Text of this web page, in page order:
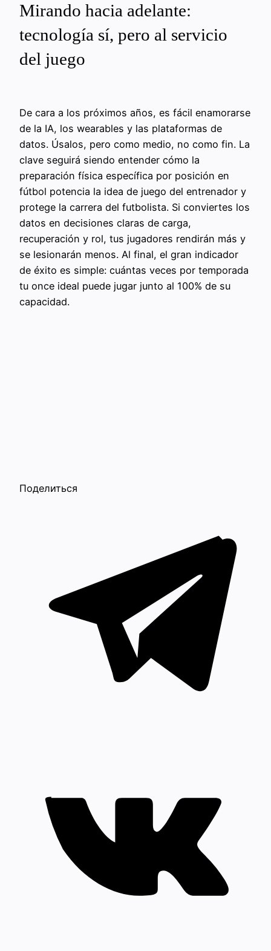
Mirando hacia adelante:
tecnología sí, pero al servicio
del juego
De cara a los próximos años, es fácil enamorarse
de la IA, los wearables y las plataformas de
datos. Úsalos, pero como medio, no como fin. La
clave seguirá siendo entender cómo la
preparación física específica por posición en
fútbol potencia la idea de juego del entrenador y
protege la carrera del futbolista. Si conviertes los
datos en decisiones claras de carga,
recuperación y rol, tus jugadores rendirán más y
se lesionarán menos. Al final, el gran indicador
de éxito es simple: cuántas veces por temporada
tu once ideal puede jugar junto al 100% de su
capacidad.
Поделиться